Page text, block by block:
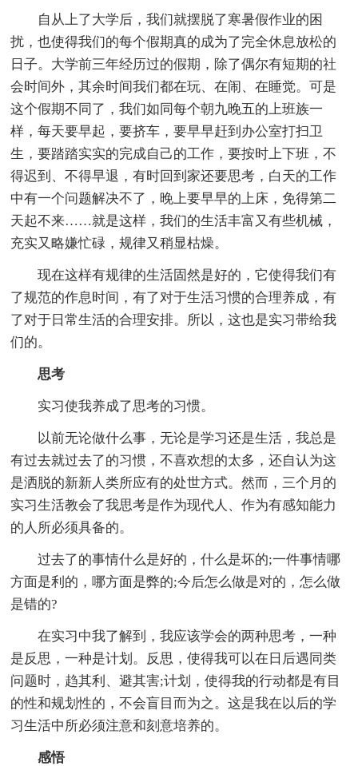
自从上了大学后，我们就摆脱了寒暑假作业的困
扰，也使得我们的每个假期真的成为了完全休息放松的
日子。大学前三年经历过的假期，除了偶尔有短期的社
会时间外，其余时间我们都在玩、在闹、在睡觉。可是
这个假期不同了，我们如同每个朝九晚五的上班族一
样，每天要早起，要挤车，要早早赶到办公室打扫卫
生，要踏踏实实的完成自己的工作，要按时上下班，不
得迟到、不得早退，有时回到家还要思考，白天的工作
中有一个问题解决不了，晚上要早早的上床，免得第二
天起不来……就是这样，我们的生活丰富又有些机械，
充实又略嫌忙碌，规律又稍显枯燥。
现在这样有规律的生活固然是好的，它使得我们有
了规范的作息时间，有了对于生活习惯的合理养成，有
了对于日常生活的合理安排。所以，这也是实习带给我
们的。
思考
实习使我养成了思考的习惯。
以前无论做什么事，无论是学习还是生活，我总是
有过去就过去了的习惯，不喜欢想的太多，还自认为这
是洒脱的新新人类所应有的处世方式。然而，三个月的
实习生活教会了我思考是作为现代人、作为有感知能力
的人所必须具备的。
过去了的事情什么是好的，什么是坏的;一件事情哪
方面是利的，哪方面是弊的;今后怎么做是对的，怎么做
是错的?
在实习中我了解到，我应该学会的两种思考，一种
是反思，一种是计划。反思，使得我可以在日后遇同类
问题时，趋其利、避其害;计划，使得我的行动都是有目
的性和规划性的，不会盲目而为之。这是我在以后的学
习生活中所必须注意和刻意培养的。
感悟